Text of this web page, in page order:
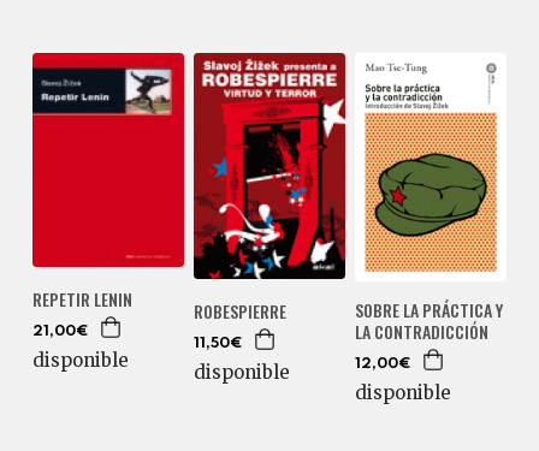
REPETIR LENIN
21,00€
disponible
ROBESPIERRE
11,50€
disponible
SOBRE LA PRÁCTICA Y
LA CONTRADICCIÓN
12,00€
disponible